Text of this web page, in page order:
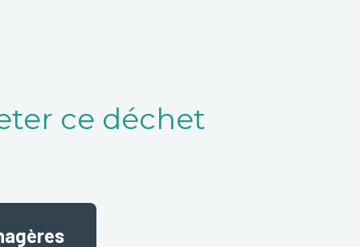
ce déchet